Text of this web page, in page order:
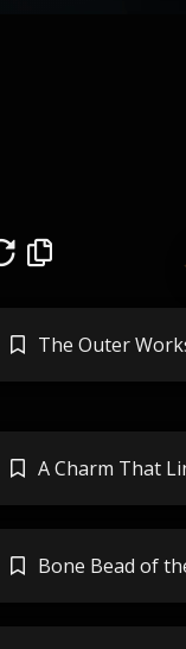
The Outer
A Charm That
Bone Bead of